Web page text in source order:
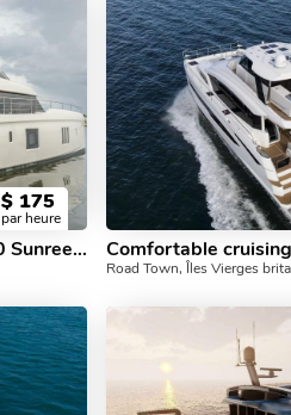
$ 175
par heure
Luxury sailing catamaran 80 Sunreef Power Comfortable
Road Town, Îles Vierges